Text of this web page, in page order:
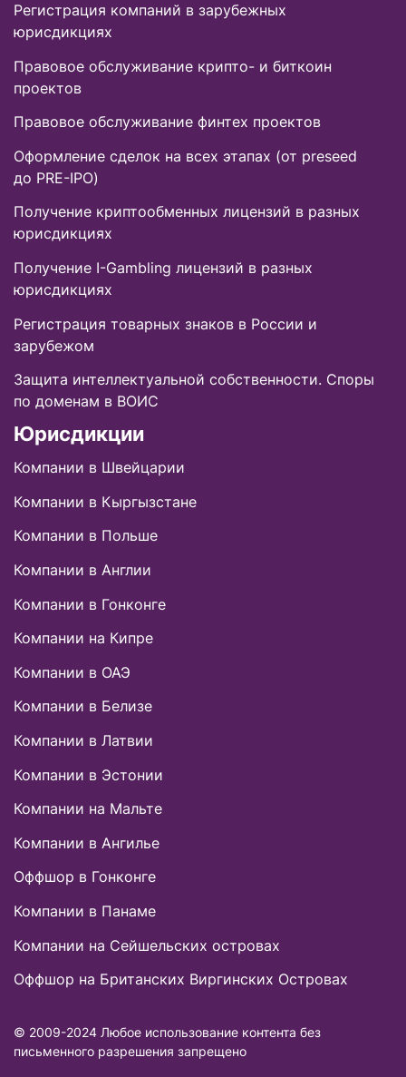
Регистрация компаний в зарубежных
юрисдикциях
Правовое обслуживание крипто- и биткоин
проектов
Правовое обслуживание финтех проектов
Оформление сделок на всех этапах (от preseed
до PRE-IPO)
Получение криптообменных лицензий в разных
юрисдикциях
Получение I-Gambling лицензий в разных
юрисдикциях
Регистрация товарных знаков в России и
зарубежом
Защита интеллектуальной собственности. Споры
по доменам в ВОИС
Юрисдикции
Компании в Швейцарии
Компании в Кыргызстане
Компании в Польше
Компании в Англии
Компании в Гонконге
Компании на Кипре
Компании в ОАЭ
Компании в Белизе
Компании в Латвии
Компании в Эстонии
Компании на Мальте
Компании в Ангилье
Оффшор в Гонконге
Компании в Панаме
Компании на Сейшельских островах
Оффшор на Британских Виргинских Островах
© 2009-2024 Любое использование контента без
письменного разрешения запрещено